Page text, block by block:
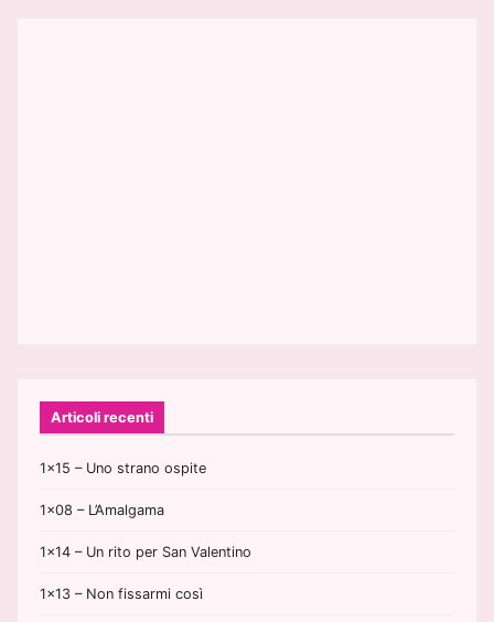
Articoli recenti
1×15 – Uno strano ospite
1×08 – L’Amalgama
1×14 – Un rito per San Valentino
1×13 – Non fissarmi così